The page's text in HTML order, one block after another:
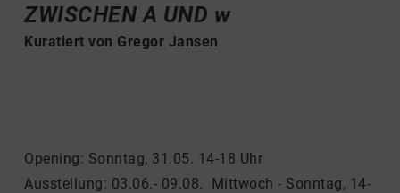
ZWISCHEN A UND w
Kuratiert von Gregor Jansen
Opening: Sonntag, 31.05. 14-18 Uhr
Ausstellung: 03.06.- 09.08. Mittwoch - Sonntag, 14-